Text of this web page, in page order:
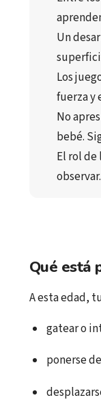
Un
Los
fuerza y
No
bebé.
El rol de
observar.
Qué está
A esta edad,
gatear o
ponerse